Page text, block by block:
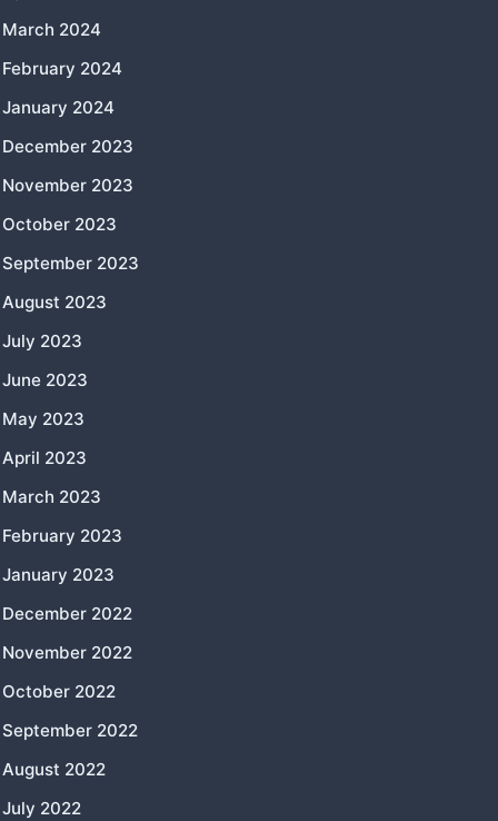
March 2024
February 2024
January 2024
December 2023
November 2023
October 2023
September 2023
August 2023
July 2023
June 2023
May 2023
April 2023
March 2023
February 2023
January 2023
December 2022
November 2022
October 2022
September 2022
August 2022
July 2022